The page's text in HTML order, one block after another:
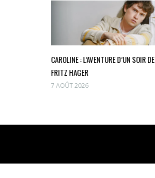
CAROLINE : L’AVENTURE D’UN SOIR DE
FRITZ HAGER
7 AOÛT 2026